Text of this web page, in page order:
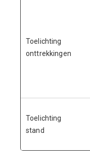
Toelichting
onttrekkingen
Toelichting
stand